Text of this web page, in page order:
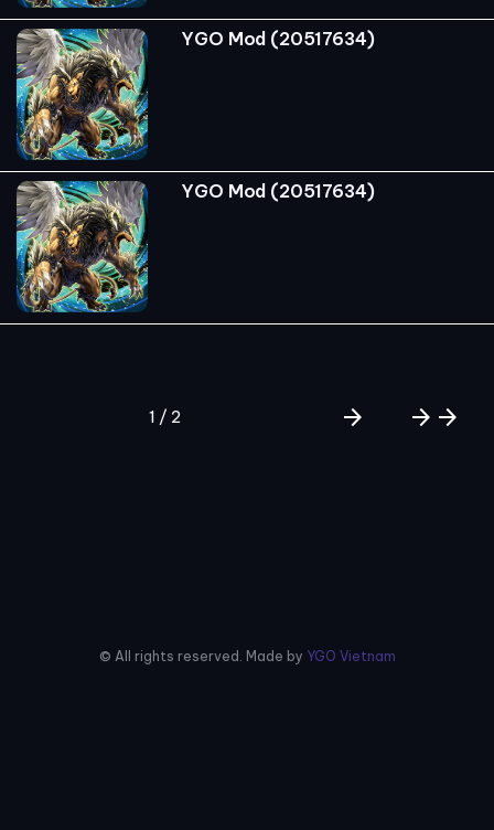
YGO Mod (20517634)
YGO Mod (20517634)
1 / 2 arrow_forward arrow_forward arrow_forward
© All rights reserved. Made by YGO Vietnam